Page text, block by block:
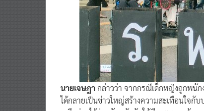
นายเจษฎากล่าวว่า จากกรณีเด็กหญิงถูกพนักง
ได้กลายเป็นข่าวใหญ่สร้างความสะเทือนใจกั
เครือข่ายได้ร่วมกันผลักดันให้มีมาตรการห้า